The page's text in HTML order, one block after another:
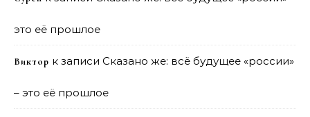
это её прошлое
Виктор к записи Сказано же: всё будущее «россии»
– это её прошлое